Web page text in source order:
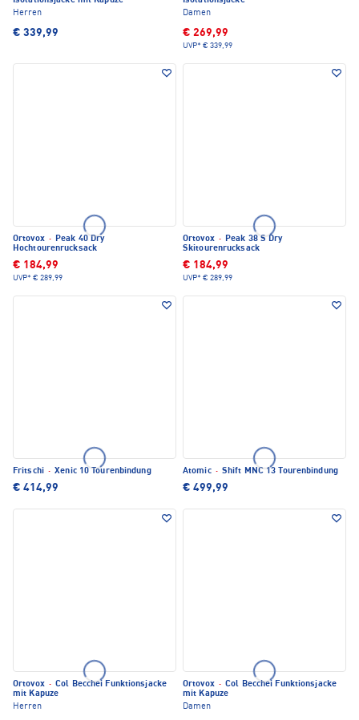
Herren
€ 339,99
Damen
€ 269,99
UVP* € 339,99
Ortovox · Peak 40 Dry
Hochtourenrucksack
€ 184,99
UVP* € 289,99
Ortovox · Peak 38 S Dry
Skitourenrucksack
€ 184,99
UVP* € 289,99
Fritschi · Xenic 10 Tourenbindung
€ 414,99
Atomic · Shift MNC 13 Tourenbindung
€ 499,99
Ortovox · Col Becchei Funktionsjacke
mit Kapuze
Herren
Ortovox · Col Becchei Funktionsjacke
mit Kapuze
Damen